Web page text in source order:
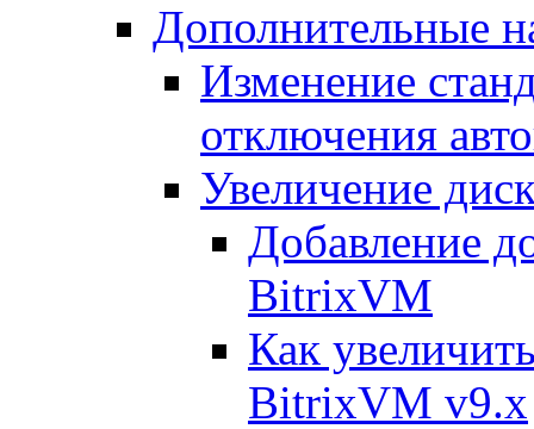
Дополнительные
Изменение
отключения
Увеличение
Добавление
BitrixVM
Как
BitrixVM v9.x